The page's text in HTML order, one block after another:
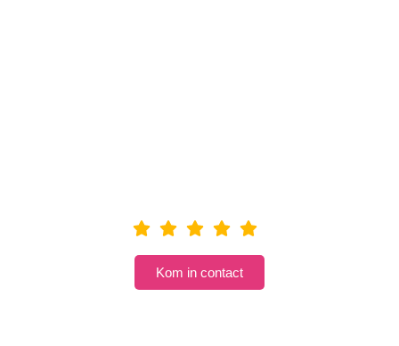
Kom in contact